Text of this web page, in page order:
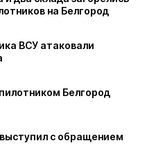
на Белгород
ВСУ атаковали
Белгород
с обращением